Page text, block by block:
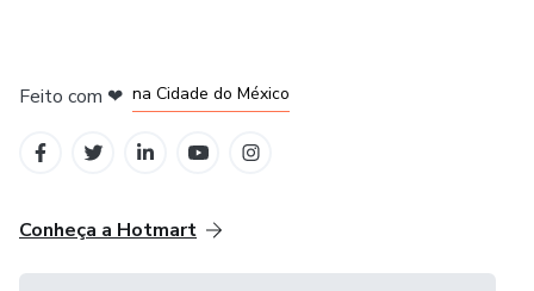
Eu sou Marido de Aluguel
Eu sou investidor
Feito com ❤ na Cidade do México
Conheça a Hotmart